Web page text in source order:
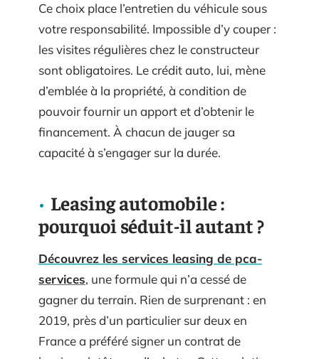
Ce choix place l’entretien du véhicule sous
votre responsabilité. Impossible d’y couper :
les visites régulières chez le constructeur
sont obligatoires. Le crédit auto, lui, mène
d’emblée à la propriété, à condition de
pouvoir fournir un apport et d’obtenir le
financement. À chacun de jauger sa
capacité à s’engager sur la durée.
Leasing automobile :
pourquoi séduit-il autant ?
Découvrez les services leasing de pca-
services, une formule qui n’a cessé de
gagner du terrain. Rien de surprenant : en
2019, près d’un particulier sur deux en
France a préféré signer un contrat de